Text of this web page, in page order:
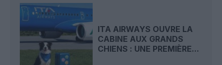
ITA AIRWAYS OUVRE LA
CABINE AUX GRANDS
CHIENS : UNE PREMIÈRE...